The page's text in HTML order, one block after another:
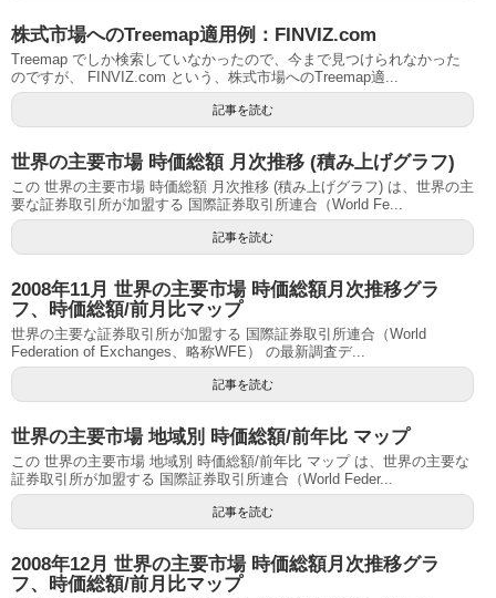
株式市場へのTreemap適用例：FINVIZ.com
Treemap でしか検索していなかったので、今まで見つけられなかった
のですが、 FINVIZ.com という、株式市場へのTreemap適...
記事を読む
世界の主要市場 時価総額 月次推移 (積み上げグラフ)
この 世界の主要市場 時価総額 月次推移 (積み上げグラフ) は、世界の主
要な証券取引所が加盟する 国際証券取引所連合（World Fe...
記事を読む
2008年11月 世界の主要市場 時価総額月次推移グラ
フ、時価総額/前月比マップ
世界の主要な証券取引所が加盟する 国際証券取引所連合（World
Federation of Exchanges、略称WFE） の最新調査デ...
記事を読む
世界の主要市場 地域別 時価総額/前年比 マップ
この 世界の主要市場 地域別 時価総額/前年比 マップ は、世界の主要な
証券取引所が加盟する 国際証券取引所連合（World Feder...
記事を読む
2008年12月 世界の主要市場 時価総額月次推移グラ
フ、時価総額/前月比マップ